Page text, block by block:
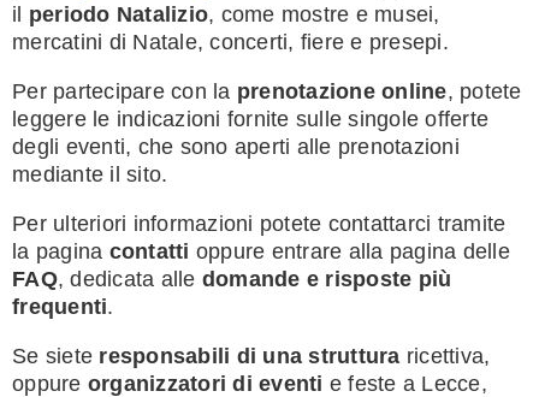
il periodo Natalizio, come mostre e musei,
mercatini di Natale, concerti, fiere e presepi.
Per partecipare con la prenotazione online, potete
leggere le indicazioni fornite sulle singole offerte
degli eventi, che sono aperti alle prenotazioni
mediante il sito.
Per ulteriori informazioni potete contattarci tramite
la pagina contatti oppure entrare alla pagina delle
FAQ, dedicata alle domande e risposte più
frequenti.
Se siete responsabili di una struttura ricettiva,
oppure organizzatori di eventi e feste a Lecce,